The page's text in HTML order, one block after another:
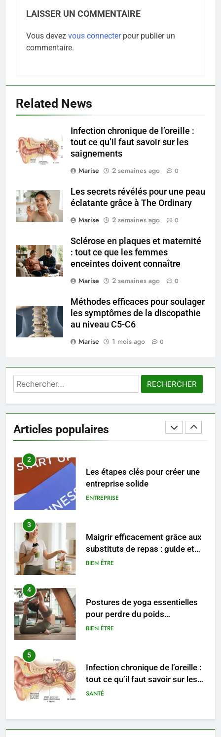
LAISSER UN COMMENTAIRE
Vous devez vous connecterpour publier un
commentaire.
Related News
Infection chronique de l’oreille :
tout ce qu’il faut savoir sur les
saignements
Marise
2 semaines ago 0
Les secrets révélés pour une peau
éclatante grâce à The Ordinary
Marise
2 semaines ago 0
Sclérose en plaques et maternité
: tout ce que les femmes
enceintes doivent connaître
Marise
2 semaines ago 0
Méthodes efficaces pour soulager
les symptômes de la discopathie
au niveau C5-C6
Marise
1 mois ago 0
Rechercher :
Articles populaires
saignements
SANTÉ
Les secrets révélés pour une
peau éclatante grâce à The
Ordinary
SANTÉ
7
seniors: aménagement et
exercices
BIEN ÊTRE
8
Voyance à La Rochelle : où
sérieux à un tarif juste ?
BIEN ÊTRE
Les tendances mode qui
MODE
2
ENTREPRISE
3
Maigrir efficacement grâce aux
substituts de repas : guide et
conseils pratiques
BIEN ÊTRE
4
Postures de yoga essentielles
pour perdre du poids
rapidement et durable
BIEN ÊTRE
5
Infection chronique de l’oreille :
tout ce qu’il faut savoir sur les
saignements
SANTÉ
6
Les secrets révélés pour une
peau éclatante grâce à The
Ordinary
SANTÉ
7